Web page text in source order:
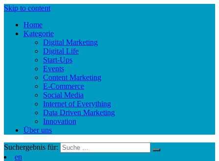
Skip to content
Home
Kategorie
Digital Marketing
Digital Life
Start-Ups
Events
Content Marketing
E-Commerce
Social Media
Internet of Everything
Data Driven Marketing
Innovation
Über uns
Suchergebnis für:
en